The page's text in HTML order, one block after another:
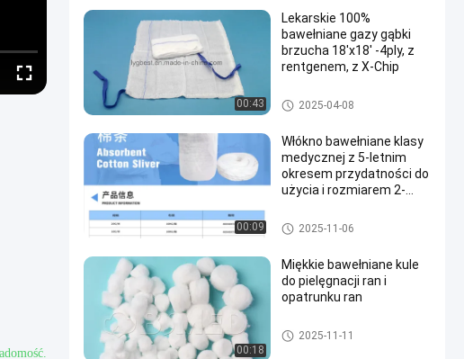
Fullscreen
00:43
Lekarskie 100%
bawełniane gazy gąbki
brzucha 18'x18' -4ply, z
rentgenem, z X-Chip
opatrunek medyczny
2025-04-08
00:09
Włókno bawełniane klasy
medycznej z 5-letnim
okresem przydatności do
użycia i rozmiarem 2-
użytku chirurgicznego
Bawełna srebrna
2025-11-06
00:18
Miękkie bawełniane kule
do pielęgnacji ran i
opatrunku ran
Bawełny
2025-11-11